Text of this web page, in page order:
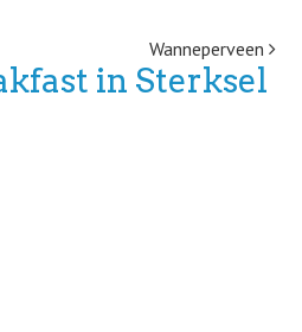
Wanneperveen
in Sterksel